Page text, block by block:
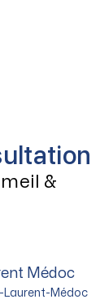
&
Médoc
Laurent-Médoc